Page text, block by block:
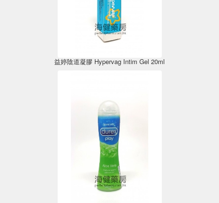
益婷陰道凝膠 Hypervag Intim Gel 20ml